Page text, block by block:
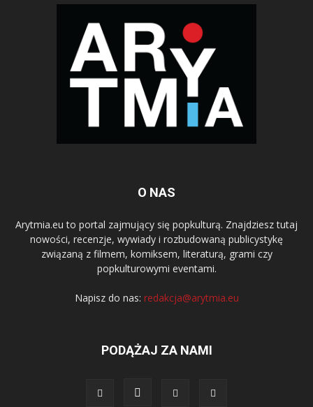
O NAS
Arytmia.eu to portal zajmujący się popkulturą. Znajdziesz tutaj
nowości, recenzje, wywiady i rozbudowaną publicystykę
związaną z filmem, komiksem, literaturą, grami czy
popkulturowymi eventami.
Napisz do nas: redakcja@arytmia.eu
PODĄŻAJ ZA NAMI